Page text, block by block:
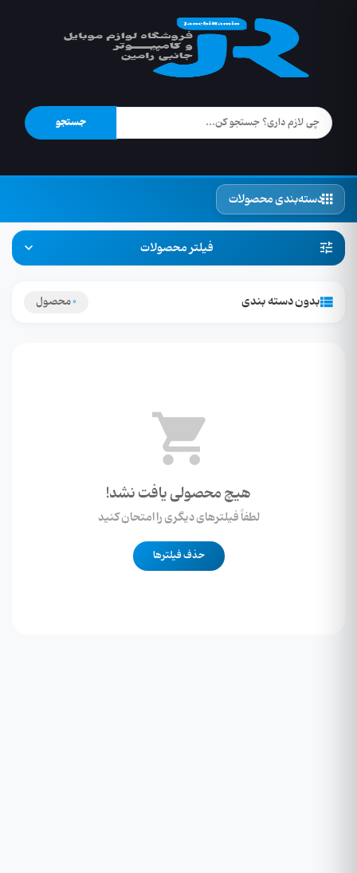
جستجو
دسته‌بندی محصولات
فیلتر محصولات
بدون دسته بندی 0محصول
هیچ محصولی یافت نشد!
لطفاً فیلترهای دیگری را امتحان کنید
حذف فیلترها